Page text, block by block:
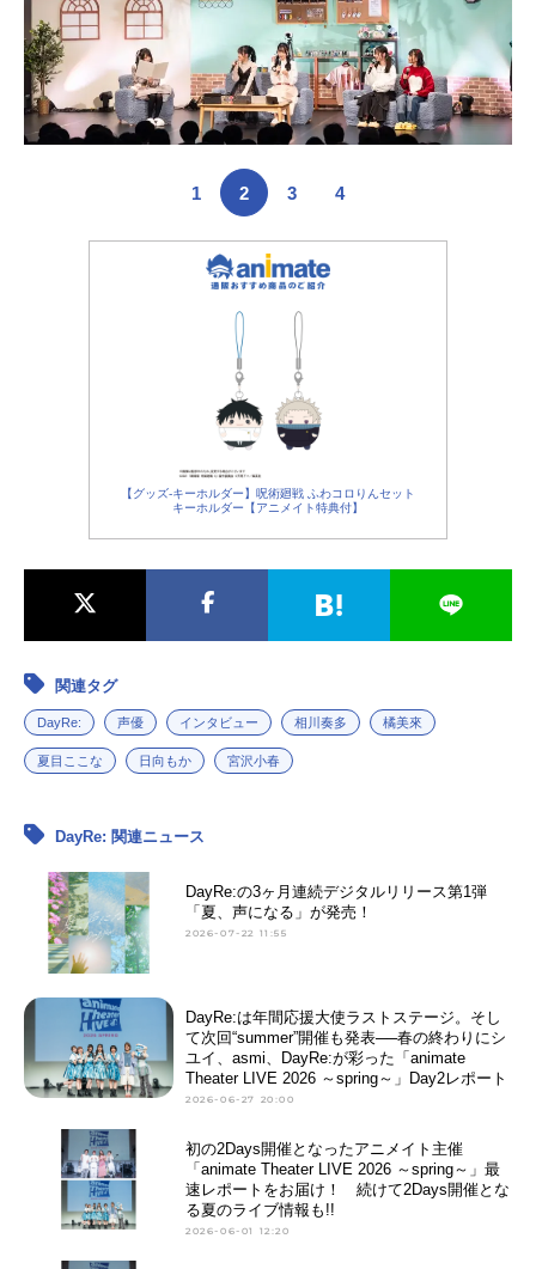
1 2 3 4
【グッズ-キーホルダー】呪術廻戦 ふわコロりんセット
キーホルダー【アニメイト特典付】
関連タグ
DayRe: 声優 インタビュー 相川奏多 橘美來
夏目ここな 日向もか 宮沢小春
DayRe: 関連ニュース
DayRe:の3ヶ月連続デジタルリリース第1弾
「夏、声になる」が発売！
2026-07-22 11:55
DayRe:は年間応援大使ラストステージ。そし
て次回“summer”開催も発表──春の終わりにシ
ユイ、asmi、DayRe:が彩った「animate
Theater LIVE 2026 ～spring～」Day2レポート
2026-06-27 20:00
初の2Days開催となったアニメイト主催
「animate Theater LIVE 2026 ～spring～」最
速レポートをお届け！ 続けて2Days開催とな
る夏のライブ情報も!!
2026-06-01 12:20